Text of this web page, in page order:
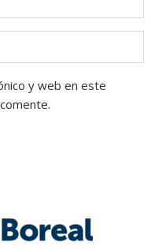
y web en este